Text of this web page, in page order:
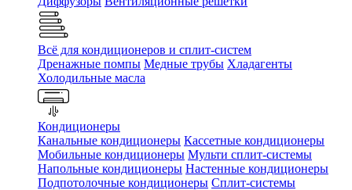
Всё для кондиционеров и сплит-систем
Дренажные помпы Медные трубы Хладагенты
Холодильные масла
Кондиционеры
Канальные кондиционеры Кассетные кондиционеры
Мобильные кондиционеры Мульти сплит-системы
Напольные кондиционеры Настенные кондиционеры
Подпотолочные кондиционеры Сплит-системы